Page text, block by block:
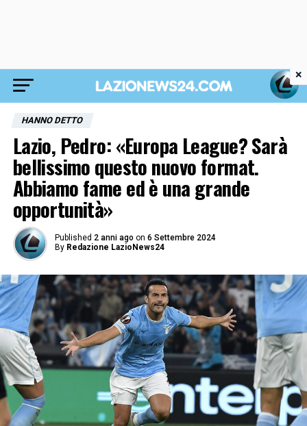
HANNO DETTO
Lazio, Pedro: «Europa League? Sarà
bellissimo questo nuovo format.
Abbiamo fame ed è una grande
opportunità»
Published 2 anni ago on 6 Settembre 2024
By Redazione LazioNews24
×